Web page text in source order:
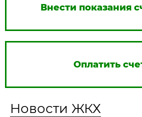
Внести показания
Оплатить
Новости ЖКХ